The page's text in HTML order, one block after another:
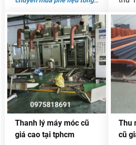
thép; kẽm; thu mua phế
liệu inox , sắt công
trình,hàng điện tử… Chúng
tôi nhận thu mua phế liệu
KCN Phước Đông Gò Dầu
Tây Ninh giá cao.
cũ ,
sắt
tiện
dập
thu
dây
Thanh lý máy móc cũ
giá cao tại tphcm
Thu
cũ